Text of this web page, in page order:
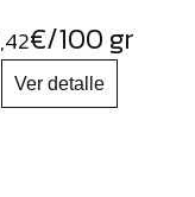
,42€/100 gr